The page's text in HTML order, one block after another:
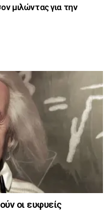
μιλώντας για την
οι ευφυείς